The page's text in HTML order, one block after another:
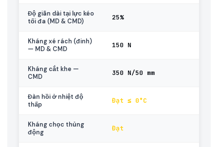
Độ giãn dài tại lực kéo
tối đa (MD & CMD)
25%
Kháng xé rách (đinh)
— MD & CMD
150 N
Kháng cắt khe —
CMD
350 N/50 mm
Đàn hồi ở nhiệt độ
thấp
Đạt ≤ 0°C
Kháng chọc thủng
động
Đạt